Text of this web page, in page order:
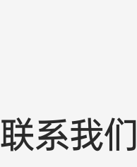
联系我们